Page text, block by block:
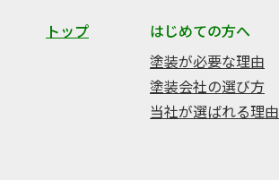
トップ
はじめての方へ
塗装が必要な理由
塗装会社の選び方
当社が選ばれる理由